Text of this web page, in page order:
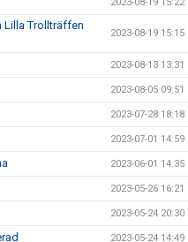
Lilla Trollträffen
2023-08-19 15:15
2023-08-13 13:31
2023-08-05 09:51
2023-07-28 18:18
2023-07-01 14:59
2023-06-01 14:35
2023-05-26 16:21
2023-05-24 20:30
2023-05-24 14:49